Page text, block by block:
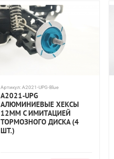
Артикул:A2021-UPG-Blue
A2021-UPG
АЛЮМИНИЕВЫЕ ХЕКСЫ
12ММ С ИМИТАЦИЕЙ
ТОРМОЗНОГО ДИСКА (4
ШТ.)